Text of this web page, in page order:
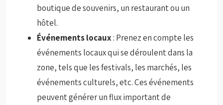
boutique de souvenirs, un restaurant ou un
hôtel.
Événements locaux: Prenez en compte les
événements locaux qui se déroulent dans la
zone, tels que les festivals, les marchés, les
événements culturels, etc. Ces événements
peuvent générer un flux important de